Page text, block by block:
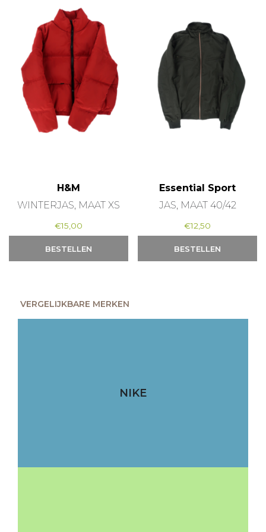
H&M
WINTERJAS, MAAT XS
€15,00
BESTELLEN
Essential Sport
JAS, MAAT 40/42
€12,50
BESTELLEN
VERGELIJKBARE MERKEN
NIKE